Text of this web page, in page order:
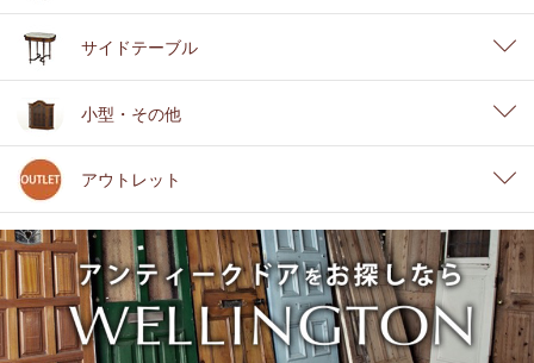
サイドテーブル
小型・その他
アウトレット